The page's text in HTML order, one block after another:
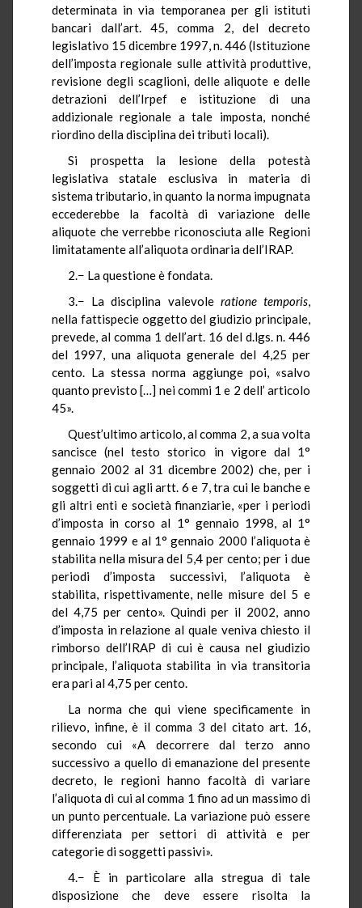
determinata in via temporanea per gli istituti
bancari dall’art. 45, comma 2, del decreto
legislativo 15 dicembre 1997, n. 446 (Istituzione
dell’imposta regionale sulle attività produttive,
revisione degli scaglioni, delle aliquote e delle
detrazioni dell’Irpef e istituzione di una
addizionale regionale a tale imposta, nonché
riordino della disciplina dei tributi locali).
Si prospetta la lesione della potestà
legislativa statale esclusiva in materia di
sistema tributario, in quanto la norma impugnata
eccederebbe la facoltà di variazione delle
aliquote che verrebbe riconosciuta alle Regioni
limitatamente all’aliquota ordinaria dell’IRAP.
2.− La questione è fondata.
3.− La disciplina valevole rationetemporis,
nella fattispecie oggetto del giudizio principale,
prevede, al comma 1 dell’art. 16 del d.lgs. n. 446
del 1997, una aliquota generale del 4,25 per
cento. La stessa norma aggiunge poi, «salvo
quanto previsto […] nei commi 1 e 2 dell’ articolo
45».
Quest’ultimo articolo, al comma 2, a sua volta
sancisce (nel testo storico in vigore dal 1°
gennaio 2002 al 31 dicembre 2002) che, per i
soggetti di cui agli artt. 6 e 7, tra cui le banche e
gli altri enti e società finanziarie, «per i periodi
d’imposta in corso al 1° gennaio 1998, al 1°
gennaio 1999 e al 1° gennaio 2000 l’aliquota è
stabilita nella misura del 5,4 per cento; per i due
periodi d’imposta successivi, l’aliquota è
stabilita, rispettivamente, nelle misure del 5 e
del 4,75 per cento». Quindi per il 2002, anno
d’imposta in relazione al quale veniva chiesto il
rimborso dell’IRAP di cui è causa nel giudizio
principale, l’aliquota stabilita in via transitoria
era pari al 4,75 per cento.
La norma che qui viene specificamente in
rilievo, infine, è il comma 3 del citato art. 16,
secondo cui «A decorrere dal terzo anno
successivo a quello di emanazione del presente
decreto, le regioni hanno facoltà di variare
l’aliquota di cui al comma 1 fino ad un massimo di
un punto percentuale. La variazione può essere
differenziata per settori di attività e per
categorie di soggetti passivi».
4.− È in particolare alla stregua di tale
disposizione che deve essere risolta la